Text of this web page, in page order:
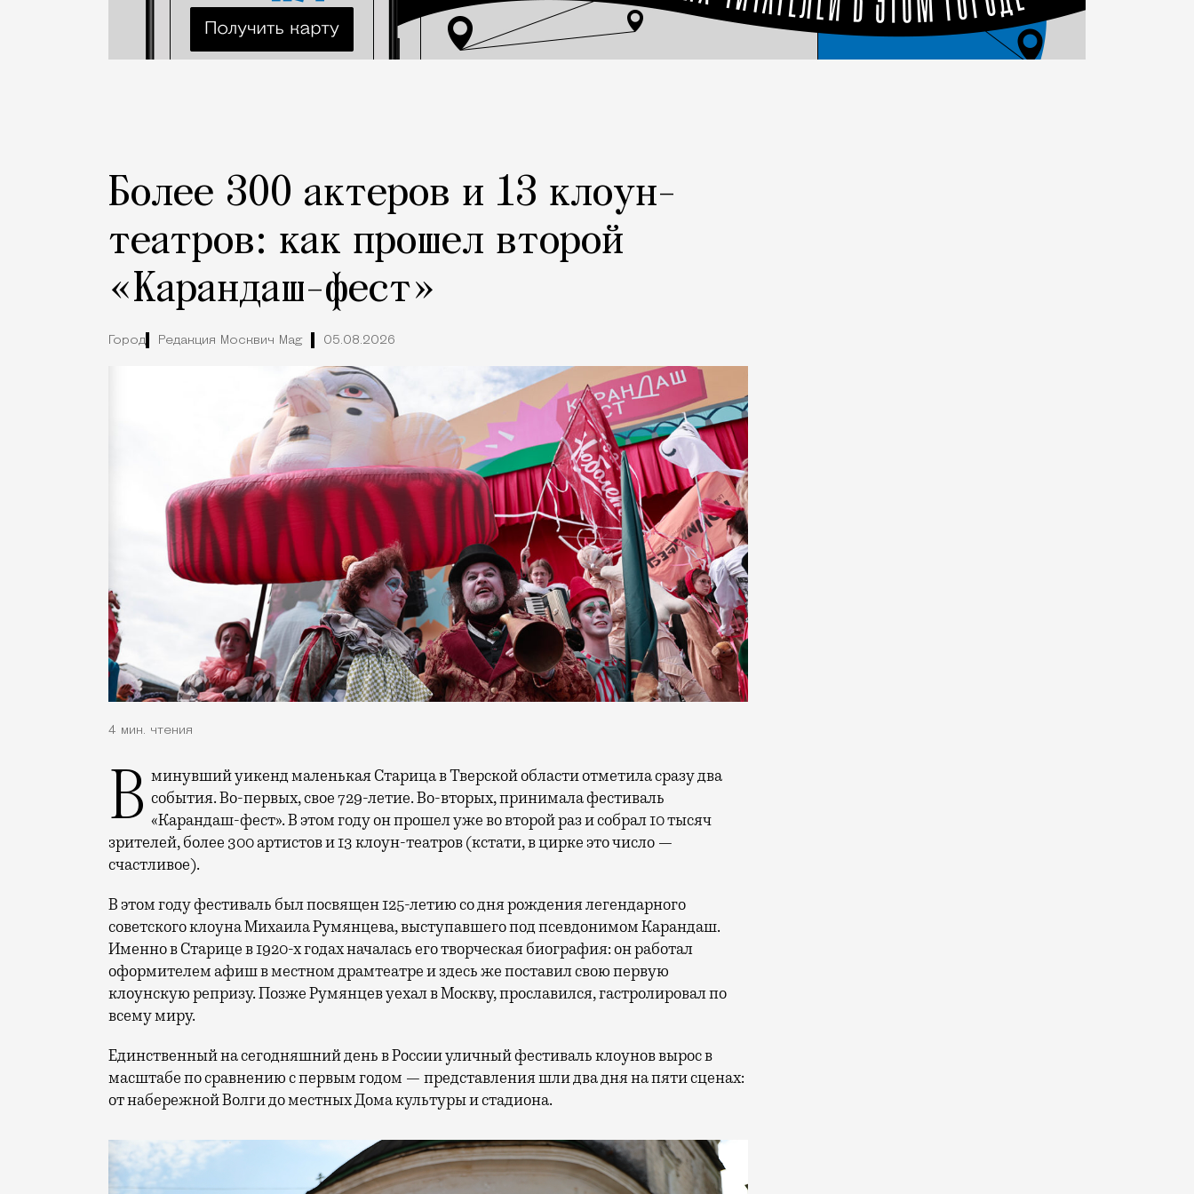
Более 300 актеров и 13 клоун-
театров: как прошел второй
«Карандаш-фест»
Город Редакция Москвич Mag 05.08.2026
4 мин. чтения
В минувший уикенд маленькая Старица в Тверской области отметила сразу два события. Во-первых, свое 729-летие. Во-вторых, принимала фестиваль
«Карандаш-фест». В этом году он прошел уже во второй раз и собрал 10 тысяч
зрителей, более 300 артистов и 13 клоун-театров (кстати, в цирке это число —
счастливое).
В этом году фестиваль был посвящен 125-летию со дня рождения легендарного
советского клоуна Михаила Румянцева, выступавшего под псевдонимом Карандаш.
Именно в Старице в 1920-х годах началась его творческая биография: он работал
оформителем афиш в местном драмтеатре и здесь же поставил свою первую
клоунскую репризу. Позже Румянцев уехал в Москву, прославился, гастролировал по
всему миру.
Единственный на сегодняшний день в России уличный фестиваль клоунов вырос в
масштабе по сравнению с первым годом — представления шли два дня на пяти сценах:
от набережной Волги до местных Дома культуры и стадиона.